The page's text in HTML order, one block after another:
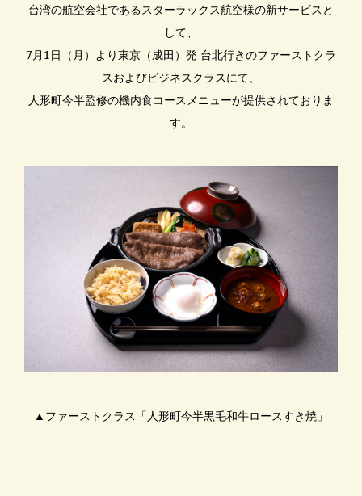
台湾の航空会社であるスターラックス航空様の新サービスと
して、
7月1日（月）より東京（成田）発 台北行きのファーストクラ
スおよびビジネスクラスにて、
人形町今半監修の機内食コースメニューが提供されておりま
す。
▲ファーストクラス「人形町今半黒毛和牛ロースすき焼」